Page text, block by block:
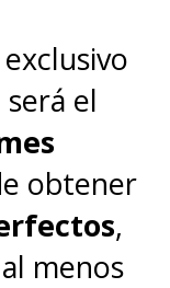
el
obtener
,
menos